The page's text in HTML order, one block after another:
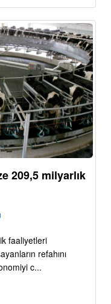
209,5 milyarlık
faaliyetleri
refahını
c...